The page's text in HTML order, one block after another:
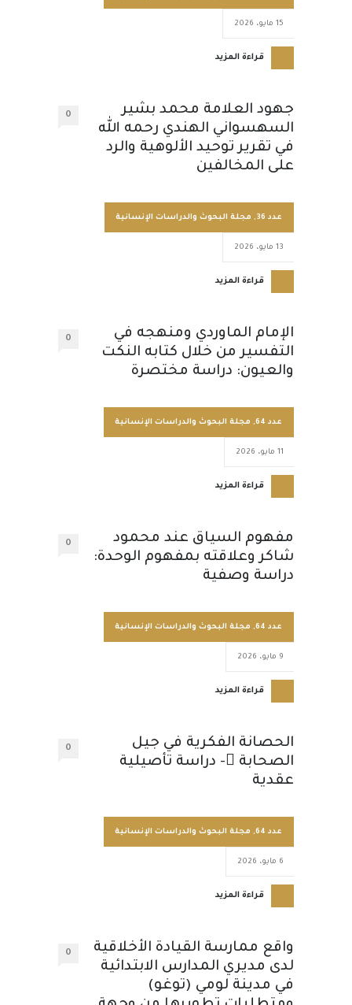
15 مايو، 2026
قراءة المزيد
جهود العلامة محمد بشير
السهسواني الهندي رحمه الله
في تقرير توحيد الألوهية والرد
على المخالفين
0
عدد 36 , مجلة البحوث والدراسات الإنسانية
13 مايو، 2026
قراءة المزيد
الإمام الماوردي ومنهجه في
التفسير من خلال كتابه النكت
والعيون: دراسة مختصرة
0
عدد 64 , مجلة البحوث والدراسات الإنسانية
11 مايو، 2026
قراءة المزيد
مفهوم السياق عند محمود
شاكر وعلاقته بمفهوم الوحدة:
دراسة وصفية
0
عدد 64 , مجلة البحوث والدراسات الإنسانية
9 مايو، 2026
قراءة المزيد
الحصانة الفكرية في جيل
الصحابة - دراسة تأصيلية
عقدية
0
عدد 64 , مجلة البحوث والدراسات الإنسانية
6 مايو، 2026
قراءة المزيد
واقع ممارسة القيادة الأخلاقية
لدى مديري المدارس الابتدائية
في مدينة لومي (توغو)
0